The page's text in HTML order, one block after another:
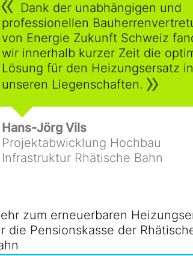
Dank der unabhängigen und
professionellen
von Energie Zukunft Schweiz
wir innerhalb kurzer Zeit die
Lösung für den Heizungsersatz in
unseren Liegenschaften.
Hans-Jörg Vils
Projektabwicklung Hochbau
Infrastruktur Rhätische Bahn
zum erneuerbaren
die Pensionskasse der